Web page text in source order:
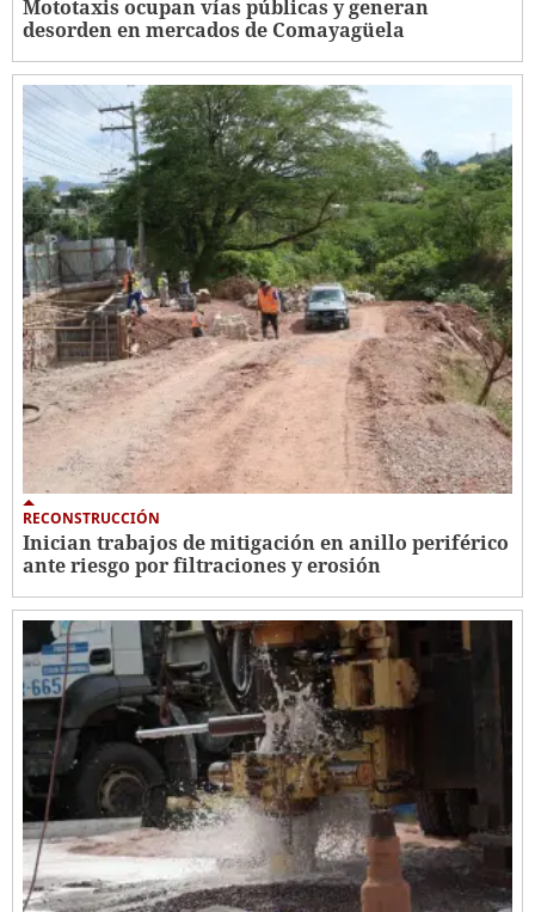
Mototaxis ocupan vías públicas y generan
desorden en mercados de Comayagüela
RECONSTRUCCIÓN
Inician trabajos de mitigación en anillo periférico
ante riesgo por filtraciones y erosión